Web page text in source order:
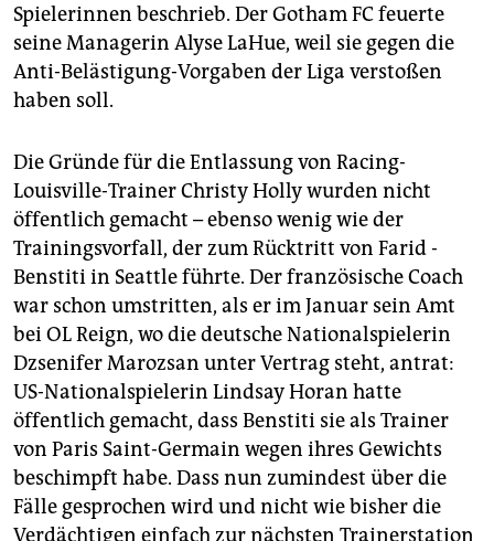
Spielerinnen beschrieb. Der Gotham FC feuerte
seine Managerin Alyse LaHue, weil sie gegen die
Anti-Belästigung-Vorgaben der Liga verstoßen
haben soll.
Die Gründe für die Entlassung von Racing-
Louisville-Trainer Christy Holly wurden nicht
öffentlich gemacht – ebenso wenig wie der
Trainingsvorfall, der zum Rücktritt von Farid ­
Benstiti in Seattle führte. Der französische Coach
war schon umstritten, als er im Januar sein Amt
bei OL Reign, wo die deutsche Nationalspielerin
Dzsenifer Marozsan unter Vertrag steht, antrat:
US-Nationalspielerin Lindsay Horan hatte
öffentlich gemacht, dass Benstiti sie als Trainer
von Paris Saint-Germain wegen ihres Gewichts
beschimpft habe. Dass nun zumindest über die
Fälle gesprochen wird und nicht wie bisher die
Verdächtigen einfach zur nächsten Trainerstation